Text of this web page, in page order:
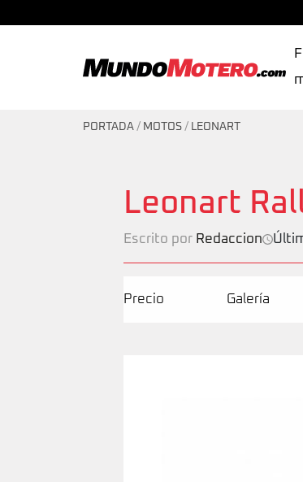
PORTADA / MOTOS / LEONART
Leonart
Escrito por Redaccion
Precio Galería